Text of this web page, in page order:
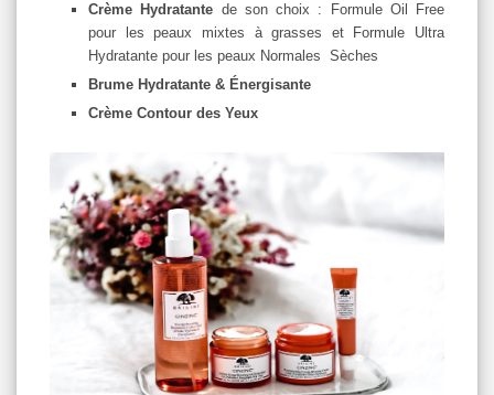
Crème Hydratante de son choix : Formule Oil Free
pour les peaux mixtes à grasses et Formule Ultra
Hydratante pour les peaux Normales Sèches
Brume Hydratante & Énergisante
Crème Contour des Yeux